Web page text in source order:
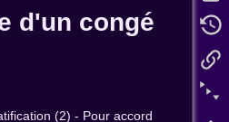
d'un congé
(2) - Pour accord